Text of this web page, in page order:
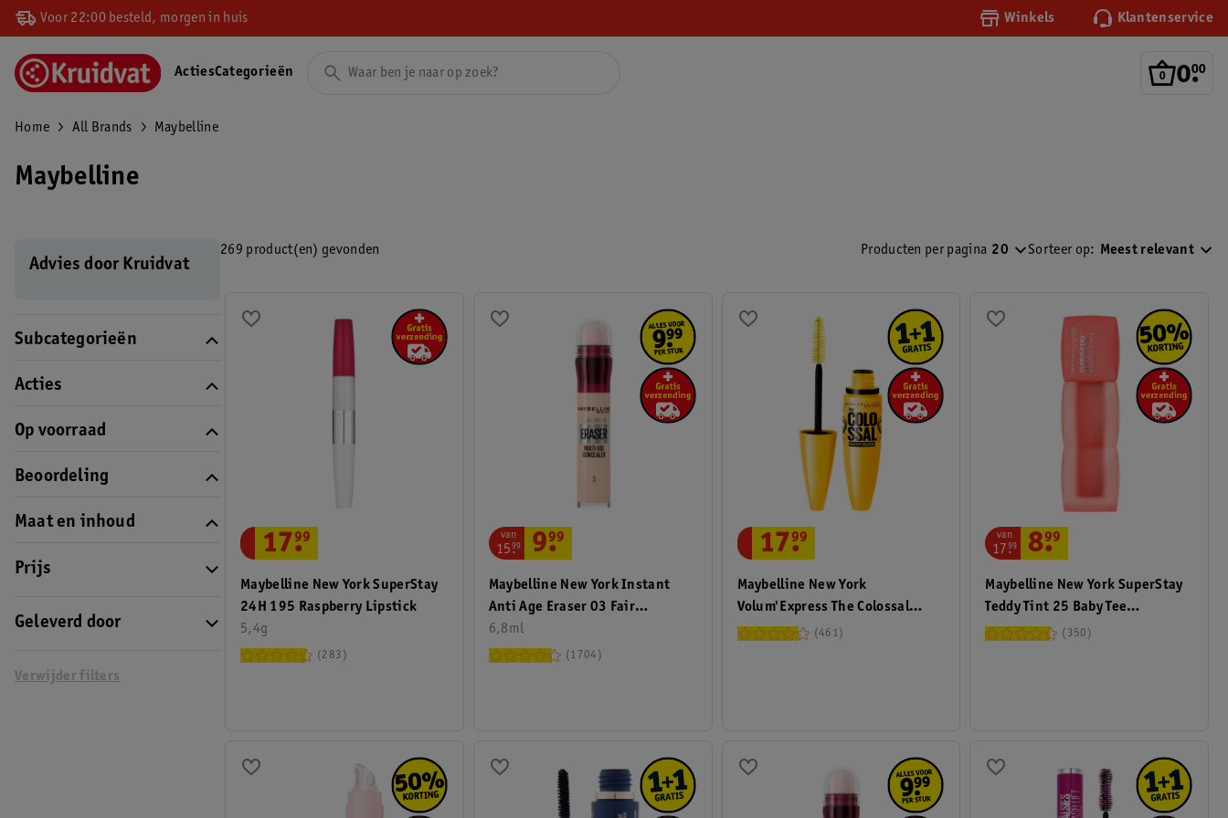
Voor 22:00 besteld, morgen in huis Winkels Klantenservice
0.
00
ActiesCategorieën
Home All Brands Maybelline
Maybelline
Advies door Kruidvat
Subcategorieën
Acties
Op voorraad
Beoordeling
Maat en inhoud
Prijs
Geleverd door
Verwijder filters
269 product(en) gevonden Producten per pagina 20 Sorteer op: Meest relevant
Maybelline New York SuperStay
24H 195 Raspberry Lipstick
5,4g
17.
99
283
Maybelline New York Instant
Anti Age Eraser 03 Fair
Concealer
6,8ml
van
15.
99 9.
99
1704
Maybelline New York
Volum'Express The Colossal
Smoky Eyes Volume Mascara
17.
99
461
Maybelline New York SuperStay
Teddy Tint 25 Baby Tee
Lippenstift
van
17.
99 8.
99
350